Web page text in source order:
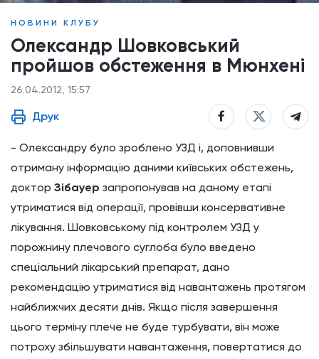
НОВИНИ КЛУБУ
Олександр Шовковський
пройшов обстеження в Мюнхені
26.04.2012, 15:57
Друк
- Олександру було зроблено УЗД і, доповнивши
отриману інформацію даними київських обстежень,
доктор Зібауер запропонував на даному етапі
утриматися від операції, провівши консервативне
лікування. Шовковському під контролем УЗД у
порожнину плечового суглоба було введено
спеціальний лікарський препарат, дано
рекомендацію утриматися від навантажень протягом
найближчих десяти днів. Якщо після завершення
цього терміну плече не буде турбувати, він може
потроху збільшувати навантаження, повертатися до